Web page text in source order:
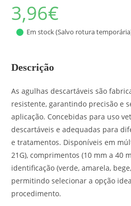
3,96€
Em stock (Salvo rotura
As agulhas descartáveis são
resistente, garantindo precisão e
aplicação. Concebidas para uso
descartáveis e adequadas para
e tratamentos. Disponíveis em
21G), comprimentos (10 mm a 40
identificação (verde, amarela,
permitindo selecionar a opção
procedimento.